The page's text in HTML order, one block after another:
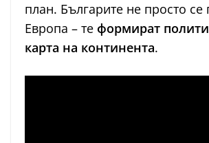
план. Българите не просто се
Европа – те формират
карта на континента.